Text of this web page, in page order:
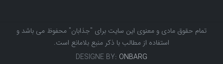
تمام حقوق مادی و معنوی این سایت برای "جذابان" محفوظ می باشد و
استفاده از مطالب با ذکر منبع بلامانع است.
DESIGNE BY: ONBARG